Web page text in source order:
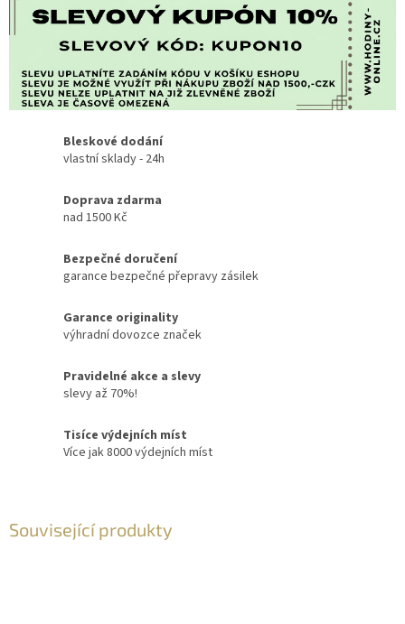
Bleskové dodání
vlastní sklady - 24h
Doprava zdarma
nad 1500 Kč
Bezpečné doručení
garance bezpečné přepravy zásilek
Garance originality
výhradní dovozce značek
Pravidelné akce a slevy
slevy až 70%!
Tisíce výdejních míst
Více jak 8000 výdejních míst
Související produkty